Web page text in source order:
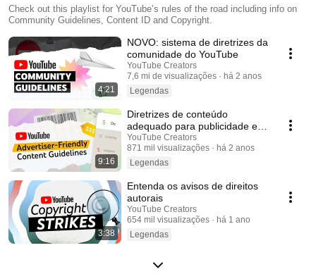
Check out this playlist for YouTube’s rules of the road including info on
Community Guidelines, Content ID and Copyright.
4:21
NOVO: sistema de diretrizes da
comunidade do YouTube
YouTube Creators
7,6 mi de visualizações
há 2 anos
Legendas
9:16
Diretrizes de conteúdo
adequado para publicidade e
ícones de monetização
amarelos
YouTube Creators
871 mil visualizações
há 2 anos
Legendas
3:38
Entenda os avisos de direitos
autorais
YouTube Creators
654 mil visualizações
há 1 ano
Legendas